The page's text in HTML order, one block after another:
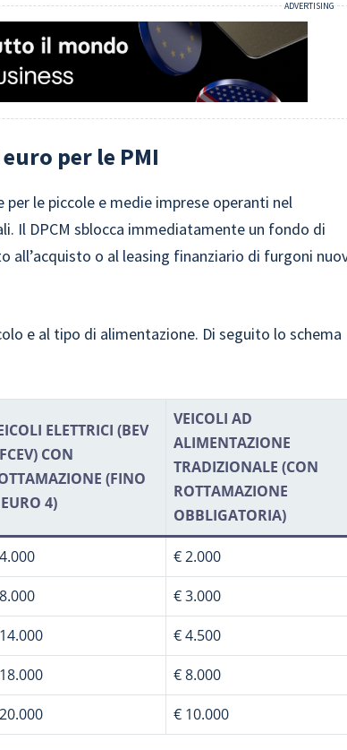
per le PMI
le piccole e medie imprese operanti nel
Il DPCM sblocca immediatamente un fondo di
all’acquisto o al leasing finanziario di furgoni
e al tipo di alimentazione. Di seguito lo schema
ELETTRICI (BEV
CON
(FINO
4)
VEICOLI AD
ALIMENTAZIONE
TRADIZIONALE (CON
ROTTAMAZIONE
OBBLIGATORIA)
€ 2.000
€ 3.000
€ 4.500
€ 8.000
€ 10.000